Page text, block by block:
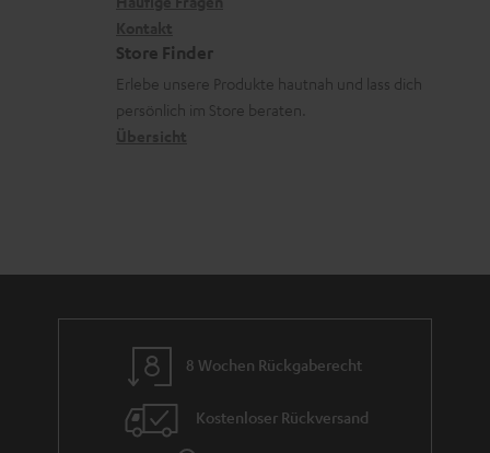
n
d
a
r
a
ü
c
m
k
o
d
a
Store Finder
Erlebe unsere Produkte hautnah und lass dich
persönlich im Store beraten.
8 Wochen Rückgaberecht
Kostenloser Rückversand